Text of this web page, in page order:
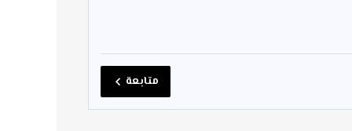
متابعة